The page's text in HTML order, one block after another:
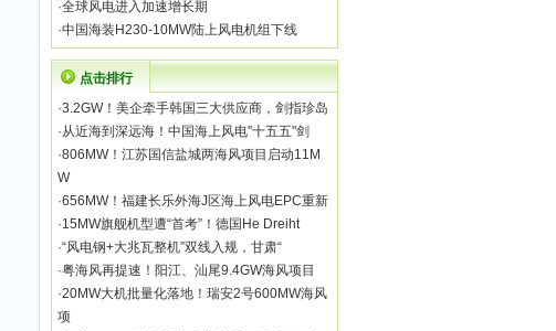
·全球风电进入加速增长期
·中国海装H230-10MW陆上风电机组下线
点击排行
·3.2GW！美企牵手韩国三大供应商，剑指珍岛
·从近海到深远海！中国海上风电"十五五"剑
·806MW！江苏国信盐城两海风项目启动11M
W
·656MW！福建长乐外海J区海上风电EPC重新
·15MW旗舰机型遭“首考”！德国He Dreiht
·“风电钢+大兆瓦整机”双线入规，甘肃“
·粤海风再提速！阳江、汕尾9.4GW海风项目
·20MW大机批量化落地！瑞安2号600MW海风
项